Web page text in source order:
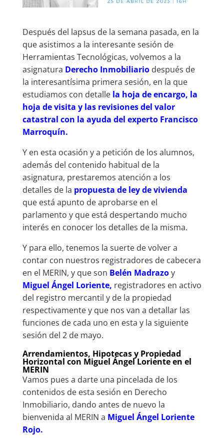
Después del lapsus de la semana pasada, en la
que asistimos a la interesante sesión de
Herramientas Tecnológicas, volvemos a la
asignatura Derecho Inmobiliariodespués de
la interesantísima primera sesión, en la que
estudiamos con detalle la hoja de encargo, la
hoja de visita y las revisiones del valor
catastral con la ayuda del experto Francisco
Marroquín.
Y en esta ocasión y a petición de los alumnos,
además del contenido habitual de la
asignatura, prestaremos atención a los
detalles de la propuesta de ley de vivienda
que está apunto de aprobarse en el
parlamento y que está despertando mucho
interés en conocer los detalles de la misma.
Y para ello, tenemos la suerte de volver a
contar con nuestros registradores de cabecera
en el MERIN, y que son Belén Madrazoy
Miguel Ángel Loriente, registradores en activo
del registro mercantil y de la propiedad
respectivamente y que nos van a detallar las
funciones de cada uno en esta y la siguiente
sesión del 2 de mayo.
Arrendamientos, Hipotecas y Propiedad
Horizontal con Miguel Ángel Loriente en el
MERIN
Vamos pues a darte una pincelada de los
contenidos de esta sesión en Derecho
Inmobiliario, dando antes de nuevo la
bienvenida al MERIN a Miguel Ángel Loriente
Rojo.